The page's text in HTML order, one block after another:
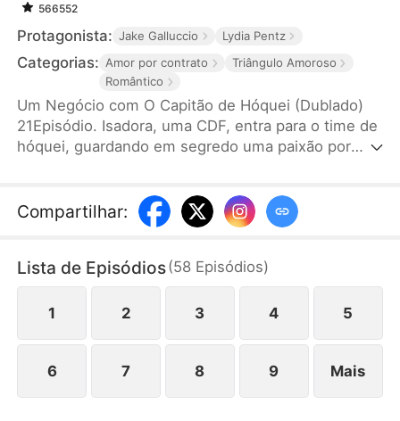
566552
Protagonista: Jake Galluccio Lydia Pentz
Categorias: Amor por contrato
Triângulo Amoroso
Romântico
Um Negócio com O Capitão de Hóquei (Dublado)
21Episódio. Isadora, uma CDF, entra para o time de
hóquei, guardando em segredo uma paixão por
Leo. Isadora se transforma e ganha confiança.
Faíscas começam a surgir entre ela e Tiago. No
mudam de direção complicam tudo.
Compartilhar:
Lista de Episódios(58 Episódios)
1 2 3 4 5
6 7 8 9 Mais